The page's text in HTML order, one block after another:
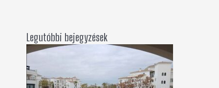
Legutóbbi bejegyzések